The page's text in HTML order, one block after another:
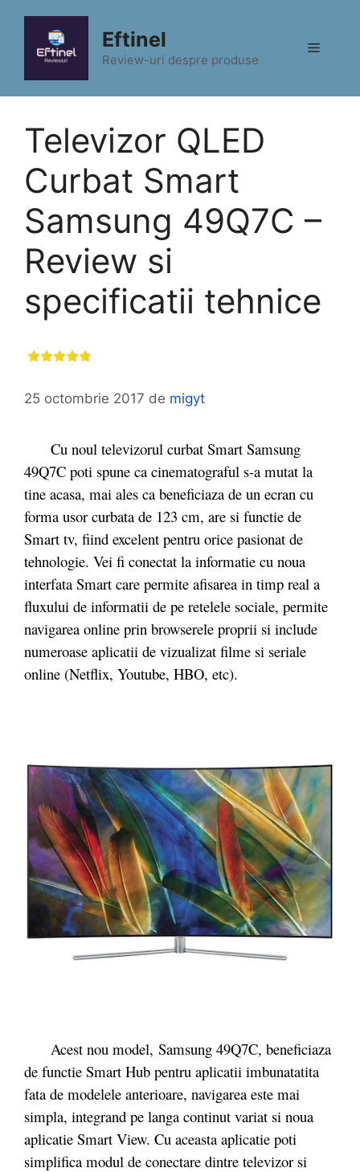
conținut
Eftinel
Review-uri despre produse
Meniu
Televizor QLED
Curbat Smart
Samsung 49Q7C –
Review si
specificatii tehnice
25 octombrie 2017 de migyt
Cu noul televizorul curbat Smart Samsung
49Q7C poti spune ca cinematograful s-a mutat la
tine acasa, mai ales ca beneficiaza de un ecran cu
forma usor curbata de 123 cm, are si functie de
Smart tv, fiind excelent pentru orice pasionat de
tehnologie. Vei fi conectat la informatie cu noua
interfata Smart care permite afisarea in timp real a
fluxului de informatii de pe retelele sociale, permite
navigarea online prin browserele proprii si include
numeroase aplicatii de vizualizat filme si seriale
online (Netflix, Youtube, HBO, etc).
Acest nou model, Samsung 49Q7C, beneficiaza
de functie Smart Hub pentru aplicatii imbunatatita
fata de modelele anterioare, navigarea este mai
simpla, integrand pe langa continut variat si noua
aplicatie Smart View. Cu aceasta aplicatie poti
simplifica modul de conectare dintre televizor si